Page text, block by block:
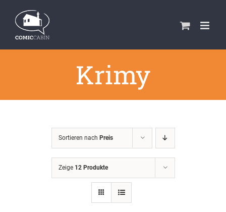
Inhalt
springen
Krimy
Sortieren nach Preis
Zeige 12 Produkte